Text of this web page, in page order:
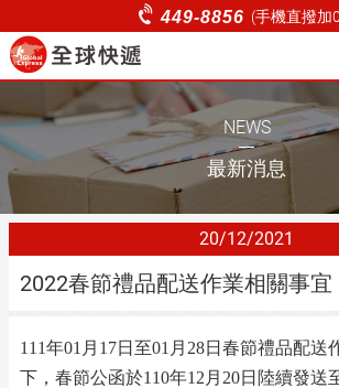
2022春節禮品配送
事宜_最新消息 |
台北即時快遞、商
電商物流服務
449-8856 (手機直撥加
服務項目
非會員叫件
貨態查詢
登入
NEWS
最新消息
20 12 2021
2022春節禮品配送作業相關事宜
111年01月17日至01月28日春節禮品配送
下，春節公函於110年12月20日陸續發送